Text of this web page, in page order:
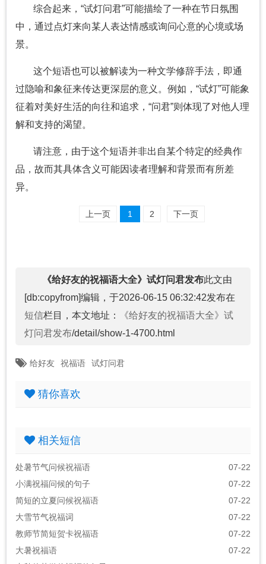
综合起来，“试灯问君”可能描绘了一种在节日氛围
中，通过点灯来向某人表达情感或询问心意的心境或场
景。
这个短语也可以被解读为一种文学修辞手法，即通
过隐喻和象征来传达更深层的意义。例如，“试灯”可能象
征着对美好生活的向往和追求，“问君”则体现了对他人理
解和支持的渴望。
请注意，由于这个短语并非出自某个特定的经典作
品，故而其具体含义可能因读者理解和背景而有所差
异。
上一页 1 2 下一页
《给好友的祝福语大全》试灯问君发布此文由
[db:copyfrom]编辑，于2026-06-15 06:32:42发布在
短信栏目，本文地址：
《给好友的祝福语大全》试
灯问君发布/detail/show-1-4700.html
给好友 祝福语 试灯问君
猜你喜欢
相关短信
处暑节气问候祝福语
07-22
小满祝福问候的句子
07-22
简短的立夏问候祝福语
07-22
大雪节气祝福词
07-22
教师节简短贺卡祝福语
07-22
大暑祝福语
07-22